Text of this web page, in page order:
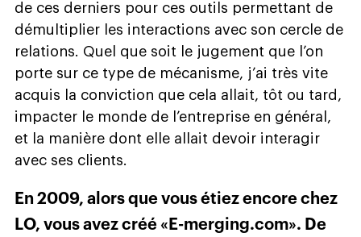
de ces derniers pour ces outils permettant de
démultiplier les interactions avec son cercle de
relations. Quel que soit le jugement que l’on
porte sur ce type de mécanisme, j’ai très vite
acquis la conviction que cela allait, tôt ou tard,
impacter le monde de l’entreprise en général,
et la manière dont elle allait devoir interagir
avec ses clients.
En 2009, alors que vous étiez encore chez
LO, vous avez créé «E-merging.com». De